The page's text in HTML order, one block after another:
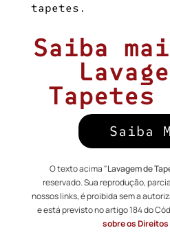
tapetes.
Saiba
Tapetes
Saiba
O texto acima "Lavagem de
reservado. Sua reprodução,
nossos links, é proibida sem a
e está previsto no artigo 184 do
sobre os